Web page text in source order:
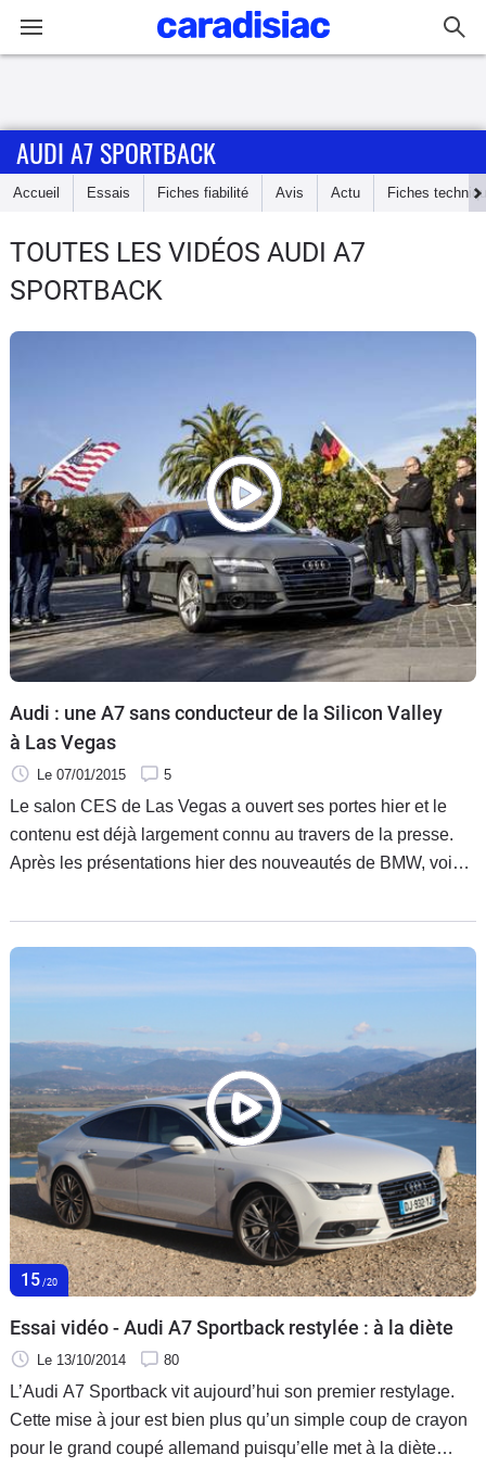
Accueil
Essais
Utilitaires
Flottes
Auto
Services
Forum
Moto
Marques
AUDI A7 SPORTBACK
Accueil Essais Fiches fiabilité Avis Actu Fiches
TOUTES LES VIDÉOS AUDI A7
SPORTBACK
Audi : une A7 sans conducteur de la Silicon Valley
à Las Vegas
Le 07/01/2015 5
Le salon CES de Las Vegas a ouvert ses portes hier et le
contenu est déjà largement connu au travers de la presse.
Après les présentations hier des nouveautés de BMW, voici
de l'électronique.
15 /20
Essai vidéo - Audi A7 Sportback restylée : à la diète
Le 13/10/2014 80
L’Audi A7 Sportback vit aujourd’hui son premier restylage.
Cette mise à jour est bien plus qu’un simple coup de crayon
pour le grand coupé allemand puisqu’elle met à la diète